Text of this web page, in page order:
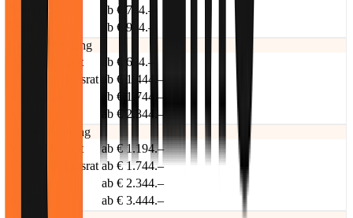
ab € 744.–
ab € 944.–
Kleine Wohnung
Wenig Hausrat
ab € 694.–
Normaler Hausrat
ab € 1.444.–
ab € 1.744.–
ab € 2.344.–
Große Wohnung
Wenig Hausrat
ab € 1.194.–
Normaler Hausrat ab € 1.744.–
ab € 2.344.–
ab € 3.444.–